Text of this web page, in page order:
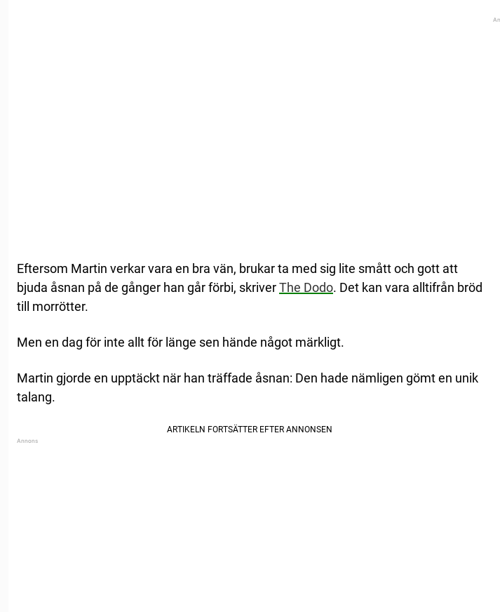
Eftersom Martin verkar vara en bra vän, brukar ta med sig lite smått och gott att
bjuda åsnan på de gånger han går förbi, skriverThe Dodo. Det kan vara alltifrån bröd
till morrötter.
Men en dag för inte allt för länge sen hände något märkligt.
Martin gjorde en upptäckt när han träffade åsnan: Den hade nämligen gömt en unik
talang.